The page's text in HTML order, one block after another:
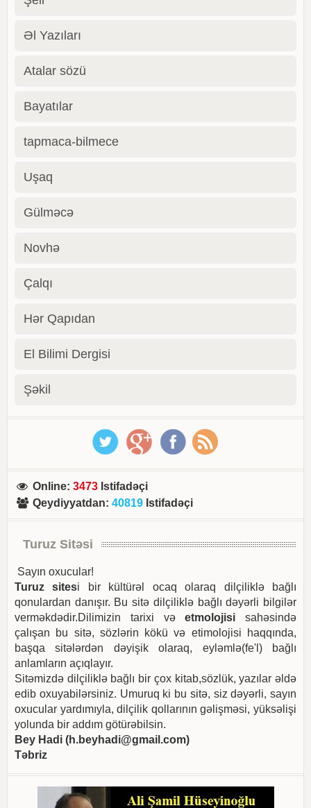
Əl Yazıları
Atalar sözü
Bayatılar
tapmaca-bilmece
Uşaq
Gülməcə
Novhə
Çalqı
Hər Qapıdan
El Bilimi Dergisi
Şəkil
Online:3473 Istifadəçi
Qeydiyyatdan:40819 Istifadəçi
Turuz Sitəsi
Sayın oxucular!
Turuz sitesi bir kültürəl ocaq olaraq dilçiliklə bağlı
qonulardan danışır. Bu sitə dilçiliklə bağlı dəyərli bilgilər
verməkdədir.Dilimizin tarixi vəetmolojisi sahəsində
çalışan bu sitə, sözlərin kökü və etimolojisi haqqında,
başqa sitələrdən dəyişik olaraq, eyləmlə(fe'l) bağlı
anlamların açıqlayır.
Sitəmizdə dilçiliklə bağlı bir çox kitab,sözlük, yazılar əldə
edib oxuyabilərsiniz. Umuruq ki bu sitə, siz dəyərli, sayın
oxucular yardımıyla, dilçilik qollarının gəlişməsi, yüksəlişi
yolunda bir addım götürəbilsin.
Bey Hadi (h.beyhadi@gmail.com)
Təbriz